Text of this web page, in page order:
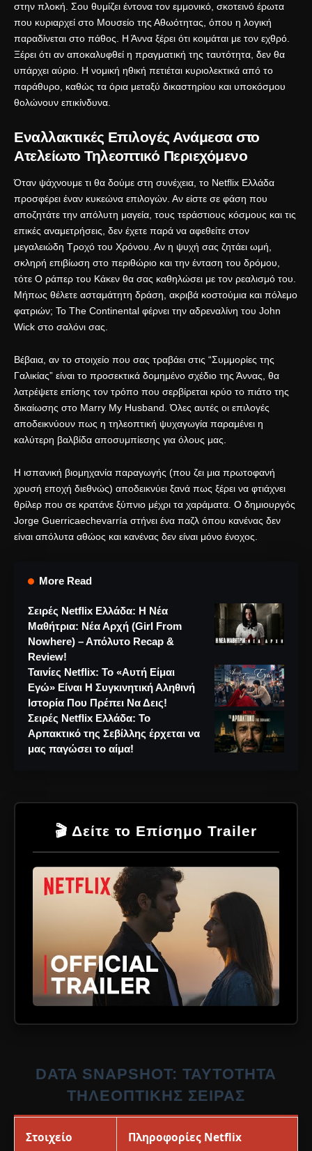
στην πλοκή. Σου θυμίζει έντονα τον εμμονικό, σκοτεινό έρωτα
που κυριαρχεί στο Μουσείο της Αθωότητας , όπου η λογική
παραδίνεται στο πάθος. Η Άννα ξέρει ότι κοιμάται με τον εχθρό.
Ξέρει ότι αν αποκαλυφθεί η πραγματική της ταυτότητα, δεν θα
υπάρχει αύριο. Η νομική ηθική πετιέται κυριολεκτικά από το
παράθυρο, καθώς τα όρια μεταξύ δικαστηρίου και υποκόσμου
θολώνουν επικίνδυνα.
Εναλλακτικές Επιλογές Ανάμεσα στο
Ατελείωτο Τηλεοπτικό Περιεχόμενο
Όταν ψάχνουμε τι θα δούμε στη συνέχεια, το Netflix Ελλάδα
προσφέρει έναν κυκεώνα επιλογών. Αν είστε σε φάση που
αποζητάτε την απόλυτη μαγεία, τους τεράστιους κόσμους και τις
επικές αναμετρήσεις, δεν έχετε παρά να αφεθείτε στον
μεγαλειώδη Τροχό του Χρόνου. Αν η ψυχή σας ζητάει ωμή,
σκληρή επιβίωση στο περιθώριο και την ένταση του δρόμου,
τότε Ο ράπερ του Κάκεν θα σας καθηλώσει με τον ρεαλισμό του.
Μήπως θέλετε ασταμάτητη δράση, ακριβά κοστούμια και πόλεμο
φατριών; Το The Continental φέρνει την αδρεναλίνη του John
Wick στο σαλόνι σας.
Βέβαια, αν το στοιχείο που σας τραβάει στις “Συμμορίες της
Γαλικίας” είναι το προσεκτικά δομημένο σχέδιο της Άννας, θα
λατρέψετε επίσης τον τρόπο που σερβίρεται κρύο το πιάτο της
δικαίωσης στο Marry My Husband. Όλες αυτές οι επιλογές
αποδεικνύουν πως η τηλεοπτική ψυχαγωγία παραμένει η
καλύτερη βαλβίδα αποσυμπίεσης για όλους μας.
Η ισπανική βιομηχανία παραγωγής (που ζει μια πρωτοφανή
χρυσή εποχή διεθνώς) αποδεικνύει ξανά πως ξέρει να φτιάχνει
θρίλερ που σε κρατάνε ξύπνιο μέχρι τα χαράματα. Ο δημιουργός
Jorge Guerricaechevarría στήνει ένα παζλ όπου κανένας δεν
είναι απόλυτα αθώος και κανένας δεν είναι μόνο ένοχος.
More Read
Σειρές Netflix Ελλάδα: Η Νέα
Μαθήτρια: Νέα Αρχή (Girl From
Nowhere) – Απόλυτο Recap &
Review!
Ταινίες Netflix: Το «Αυτή Είμαι
Εγώ» Είναι Η Συγκινητική Αληθινή
Ιστορία Που Πρέπει Να Δεις!
Σειρές Netflix Ελλάδα: Το
Αρπακτικό της Σεβίλλης έρχεται να
μας παγώσει το αίμα!
🎬 Δείτε το Επίσημο Trailer
DATA SNAPSHOT: ΤΑΥΤΌΤΗΤΑ
ΤΗΛΕΟΠΤΙΚΉΣ ΣΕΙΡΆΣ
Στοιχείο Πληροφορίες Netflix